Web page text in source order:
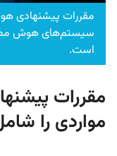
مقررات پیشنهادی
سیستم‌های هوش
است.
مقررات
مواردی را